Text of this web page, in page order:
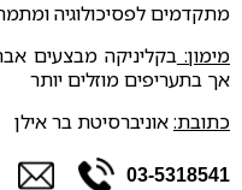
מתקדמים לפסיכולוגיה
מימון:בקליניקה מבצעים
אך בתעריפים מוזלים יותר
כתובת:אוניברסיטת בר אילן
03-5318541